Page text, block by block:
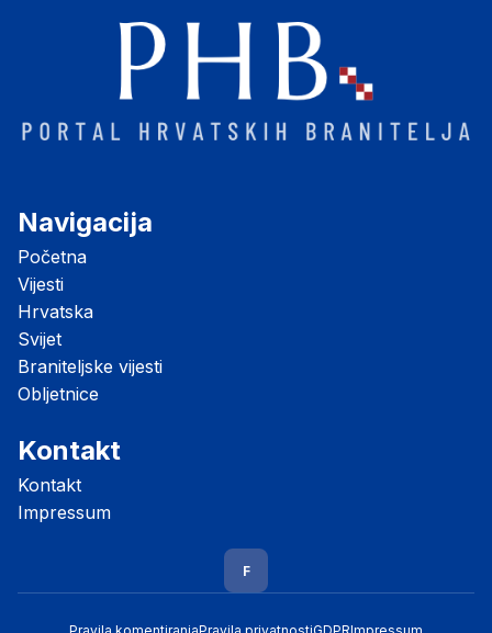
Navigacija
Početna
Vijesti
Hrvatska
Svijet
Braniteljske vijesti
Obljetnice
Kontakt
Kontakt
Impressum
F